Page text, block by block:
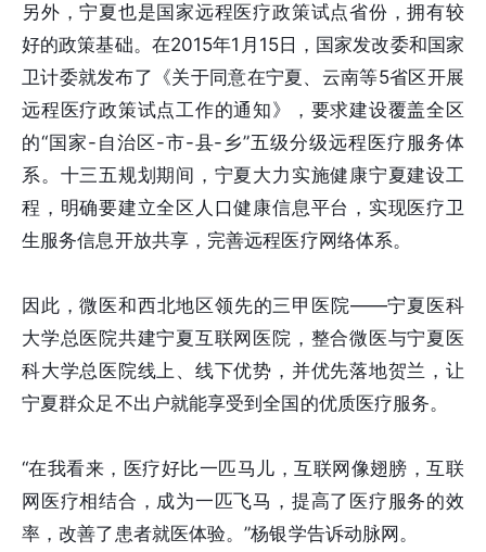
另外，宁夏也是国家远程医疗政策试点省份，拥有较
好的政策基础。在2015年1月15日，国家发改委和国家
卫计委就发布了《关于同意在宁夏、云南等5省区开展
远程医疗政策试点工作的通知》，要求建设覆盖全区
的“国家-自治区-市-县-乡”五级分级远程医疗服务体
系。十三五规划期间，宁夏大力实施健康宁夏建设工
程，明确要建立全区人口健康信息平台，实现医疗卫
生服务信息开放共享，完善远程医疗网络体系。
因此，微医和西北地区领先的三甲医院——宁夏医科
大学总医院共建宁夏互联网医院，整合微医与宁夏医
科大学总医院线上、线下优势，并优先落地贺兰，让
宁夏群众足不出户就能享受到全国的优质医疗服务。
“在我看来，医疗好比一匹马儿，互联网像翅膀，互联
网医疗相结合，成为一匹飞马，提高了医疗服务的效
率，改善了患者就医体验。”杨银学告诉动脉网。